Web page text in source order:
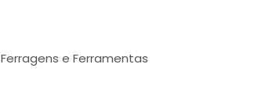
Ferragens e Ferramentas